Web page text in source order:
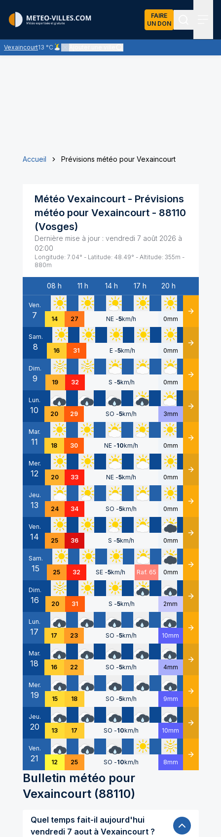
FAIRE
UN DON
Vexaincourt13 °C
Ciel peu nuageux - les éclaircies dominent largement
Accueil Prévisions météo pour Vexaincourt
Météo Vexaincourt- Prévisions
météo pour Vexaincourt- 88110
(Vosges)
Dernière mise à jour : vendredi 7 août 2026 à
02:00
Longitude: 7.04° - Latitude: 48.49° - Altitude: 355m -
880m
Date
08 h 11 h 14 h 17 h 20 h
Ven.
7 14 27 NE -5km/h 0mm Détails
Sam.
8 16 31 E -5km/h 0mm Détails
Dim.
9 19 32 S -5km/h 0mm Détails
Lun.
10 20 29 SO -5km/h 3mm Détails
Mar.
11 18 30 NE -10km/h 0mm Détails
Mer.
12 20 33 NE -5km/h 0mm Détails
Jeu.
13 24 34 SO -5km/h 0mm Détails
Ven.
14 25 36 S -5km/h 0mm Détails
Sam.
15 25 32 SE -5km/h Raf. 65 0mm Détails
Dim.
16 20 31 S -5km/h 2mm Détails
Lun.
17 17 23 SO -5km/h 10mm Détails
Mar.
18 16 22 SO -5km/h 4mm Détails
Mer.
19 15 18 SO -5km/h 9mm Détails
Jeu.
20 13 17 SO -10km/h 10mm Détails
Ven.
21 12 25 SO -10km/h 8mm Détails
Bulletin météo pour
Vexaincourt(88110)
Quel temps fait-il aujourd'hui
vendredi 7 aout à Vexaincourt ?